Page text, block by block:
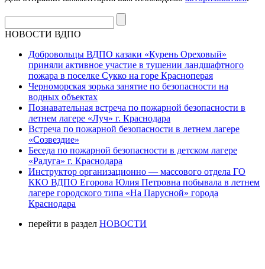
НОВОСТИ ВДПО
Добровольцы ВДПО казаки «Курень Ореховый»
приняли активное участие в тушении ландшафтного
пожара в поселке Сукко на горе Красноперая
Черноморская зорька занятие по безопасности на
водных объектах
Познавательная встреча по пожарной безопасности в
летнем лагере «Луч» г. Краснодара
Встреча по пожарной безопасности в летнем лагере
«Созвездие»
Беседа по пожарной безопасности в детском лагере
«Радуга» г. Краснодара
Инструктор организационно — массового отдела ГО
ККО ВДПО Егорова Юлия Петровна побывала в летнем
лагере городского типа «На Парусной» города
Краснодара
перейти в раздел НОВОСТИ